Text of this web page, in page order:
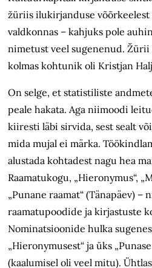
žüriis ilukirjanduse
valdkonnas – kahjuks pole
nimetust veel sugenenud.
kolmas kohtunik oli Kristjan
On selge, et statistiliste
peale hakata. Aga niimoodi
kiiresti läbi sirvida, sest sealt
mida mujal ei märka.
alustada kohtadest nagu hea
Raamatukogu, „Hieronymus“,
„Punane raamat“ (Tänapäev) –
raamatupoodide ja kirjastuste
Nominatsioonide hulka
„Hieronymusest“ ja üks
(kaalumisel oli veel mitu).